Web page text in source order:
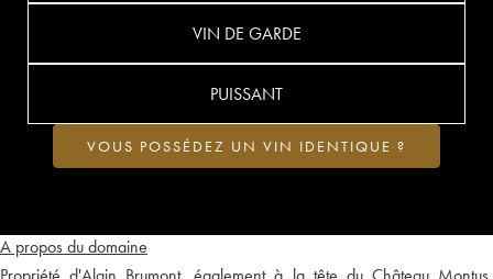
A propos du domaine
VIN DE GARDE
PUISSANT
VOUS POSSÉDEZ UN VIN IDENTIQUE ?